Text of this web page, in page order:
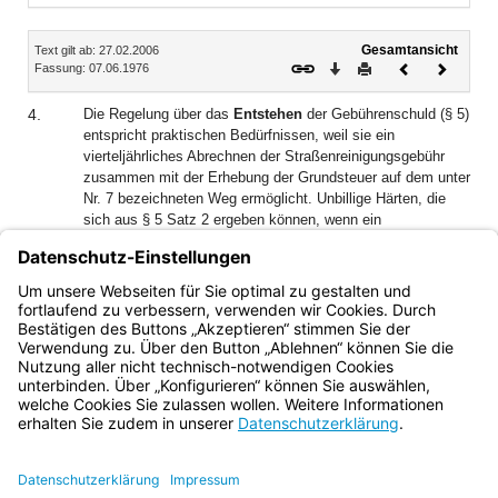
Inhalt
Text gilt ab: 27.02.2006
Fassung: 07.06.1976
Gesamtansicht
Download
DruckenVorheriges
4. Die Regelung über das Entstehen der Gebührenschuld (§ 5)
entspricht praktischen Bedürfnissen, weil sie ein
vierteljährliches Abrechnen der Straßenreinigungsgebühr
zusammen mit der Erhebung der Grundsteuer auf dem unter
Nr. 7 bezeichneten Weg ermöglicht. Unbillige Härten, die
sich aus § 5 Satz 2 ergeben können, wenn ein
Kalendervierteljahres das Benutzungsverhältnis beendet,
sollen durch eine Billigkeitsentscheidung nach § 163 Abs. 1
und § 227 Abs. 1 AO ausgeglichen werden.
Bayern.de
BayernPortal
Impressum